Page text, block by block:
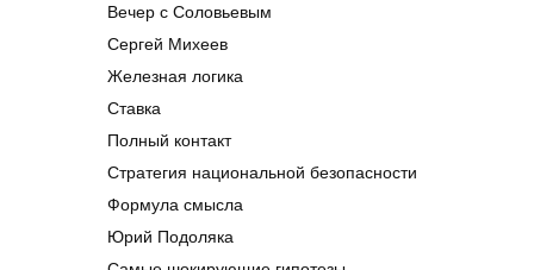
Вечер с Соловьевым
Сергей Михеев
Железная логика
Ставка
Полный контакт
Стратегия национальной безопасности
Формула смысла
Юрий Подоляка